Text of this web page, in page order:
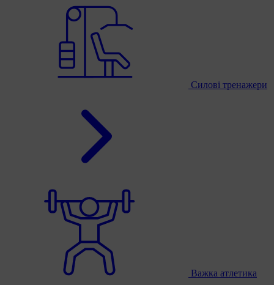
Силові тренажери
Важка атлетика